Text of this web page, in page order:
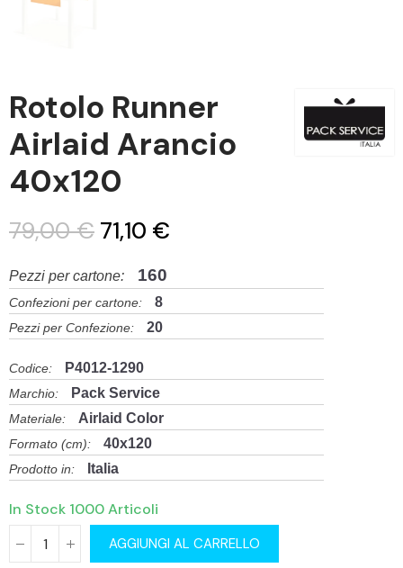
Rotolo Runner
Airlaid Arancio
40x120
79,00 € 71,10 €
Pezzi per cartone: 160
Confezioni per cartone: 8
Pezzi per Confezione: 20
Codice: P4012-1290
Marchio: Pack Service
Materiale: Airlaid Color
Formato (cm): 40x120
Prodotto in: Italia
In Stock 1000 Articoli
AGGIUNGI AL CARRELLO